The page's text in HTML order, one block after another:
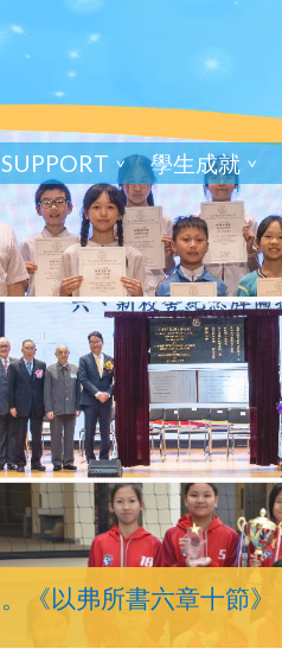
學生成就
《以弗所書六章十節》